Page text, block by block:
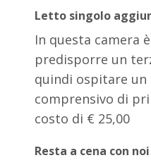
Letto singolo
In questa camera
predisporre un
quindi ospitare un
comprensivo di
costo di € 25,00
Resta a cena con noi